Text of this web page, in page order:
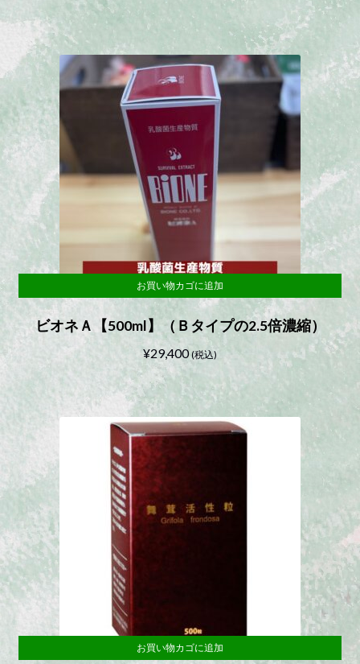
ビオネＡ【500ml】（Ｂタイプの2.5倍濃縮）
¥29,400 (税込)
お買い物カゴに追加
お買い物カゴに追加